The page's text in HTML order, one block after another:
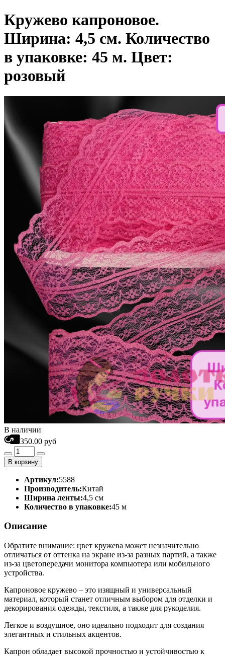
Кружево капроновое.
Ширина: 4,5 см. Количество
в упаковке: 45 м. Цвет:
розовый
В наличии
350.00 руб
В корзину
Артикул:5588
Производитель:Китай
Ширина ленты:4,5 см
Количество в упаковке:45 м
Описание
Обратите внимание: цвет кружева может незначительно
отличаться от оттенка на экране из-за разных партий, а также
из-за цветопередачи монитора компьютера или мобильного
устройства.
Капроновое кружево – это изящный и универсальный
материал, который станет отличным выбором для отделки и
декорирования одежды, текстиля, а также для рукоделия.
Легкое и воздушное, оно идеально подходит для создания
элегантных и стильных акцентов.
Капрон обладает высокой прочностью и устойчивостью к